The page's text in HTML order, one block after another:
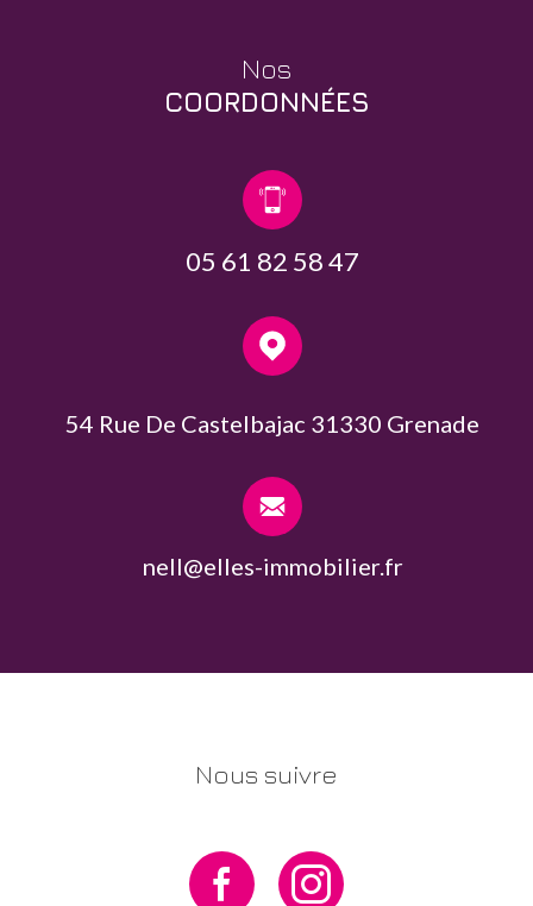
Nos
COORDONNÉES
05 61 82 58 47
nell@elles-immobilier.fr
54 Rue De Castelbajac 31330 Grenade
Nous suivre